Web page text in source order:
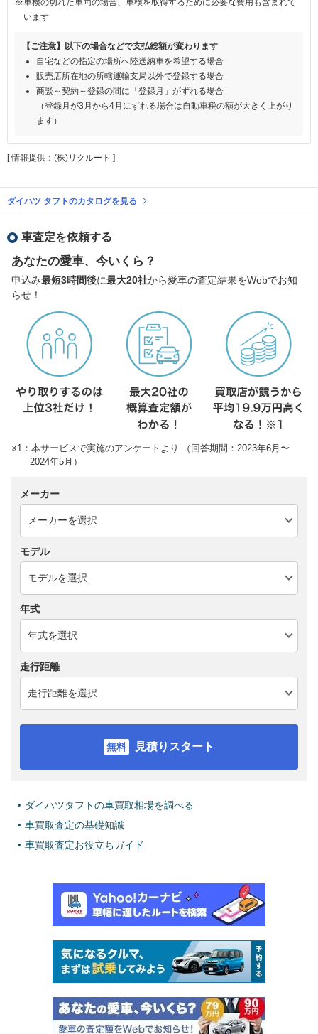
います
【ご注意】以下の場合などで支払総額が変わります
自宅などの指定の場所へ陸送納車を希望する場合
販売店所在地の所轄運輸支局以外で登録する場合
商談～契約～登録の間に「登録月」がずれる場合
（登録月が3月から4月にずれる場合は自動車税の額が大きく上がり
ます）
[ 情報提供：(株)リクルート ]
ダイハツ タフトのカタログを見る
車査定を依頼する
あなたの愛車、今いくら？
申込み最短3時間後に最大20社から愛車の査定結果をWebでお知
らせ！
※1：本サービスで実施のアンケートより （回答期間：2023年6月〜
2024年5月）
メーカー
モデル
年式
走行距離
見積りスタート
ダイハツタフトの車買取相場を調べる
車買取査定の基礎知識
車買取査定お役立ちガイド